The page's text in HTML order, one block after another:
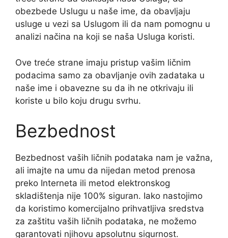
obezbede Uslugu u naše ime, da obavljaju
usluge u vezi sa Uslugom ili da nam pomognu u
analizi načina na koji se naša Usluga koristi.
Ove treće strane imaju pristup vašim ličnim
podacima samo za obavljanje ovih zadataka u
naše ime i obavezne su da ih ne otkrivaju ili
koriste u bilo koju drugu svrhu.
Bezbednost
Bezbednost vaših ličnih podataka nam je važna,
ali imajte na umu da nijedan metod prenosa
preko Interneta ili metod elektronskog
skladištenja nije 100% siguran. Iako nastojimo
da koristimo komercijalno prihvatljiva sredstva
za zaštitu vaših ličnih podataka, ne možemo
garantovati njihovu apsolutnu sigurnost.